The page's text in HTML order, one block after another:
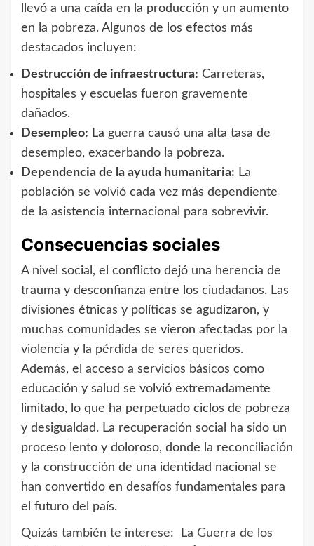
llevó a una caída en la producción y un aumento
en la pobreza. Algunos de los efectos más
destacados incluyen:
Destrucción de infraestructura: Carreteras,
hospitales y escuelas fueron gravemente
dañados.
Desempleo: La guerra causó una alta tasa de
desempleo, exacerbando la pobreza.
Dependencia de la ayuda humanitaria: La
población se volvió cada vez más dependiente
de la asistencia internacional para sobrevivir.
Consecuencias sociales
A nivel social, el conflicto dejó una herencia de
trauma y desconfianza entre los ciudadanos. Las
divisiones étnicas y políticas se agudizaron, y
muchas comunidades se vieron afectadas por la
violencia y la pérdida de seres queridos.
Además, el acceso a servicios básicos como
educación y salud se volvió extremadamente
limitado, lo que ha perpetuado ciclos de pobreza
y desigualdad. La recuperación social ha sido un
proceso lento y doloroso, donde la reconciliación
y la construcción de una identidad nacional se
han convertido en desafíos fundamentales para
el futuro del país.
Quizás también te interese:
La Guerra de los